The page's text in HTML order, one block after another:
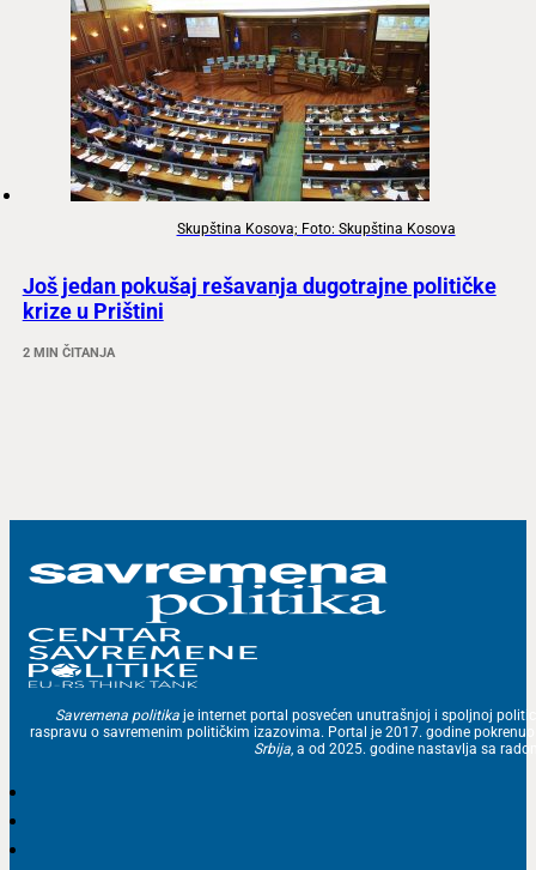
Skupština Kosova; Foto: Skupština Kosova
Još jedan pokušaj rešavanja dugotrajne političke
krize u Prištini
2 MIN ČITANJA
Savremena politika je internet portal posvećen unutrašnjoj i spoljnoj
raspravu o savremenim političkim izazovima. Portal je 2017. godine
Srbija, a od 2025. godine nastavlja sa